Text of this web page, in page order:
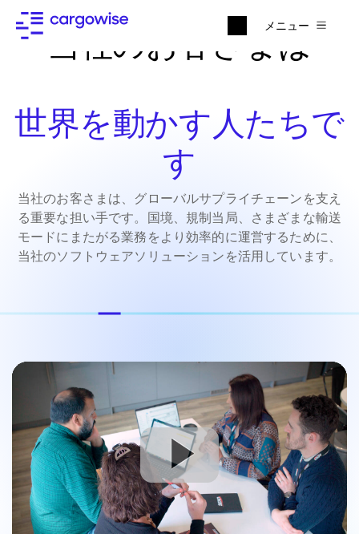
メニュー
当社のお客さまは
世界を動かす人たちで
す
当社のお客さまは、グローバルサプライチェーンを支え
る重要な担い手です。国境、規制当局、さまざまな輸送
モードにまたがる業務をより効率的に運営するために、
当社のソフトウェアソリューションを活用しています。